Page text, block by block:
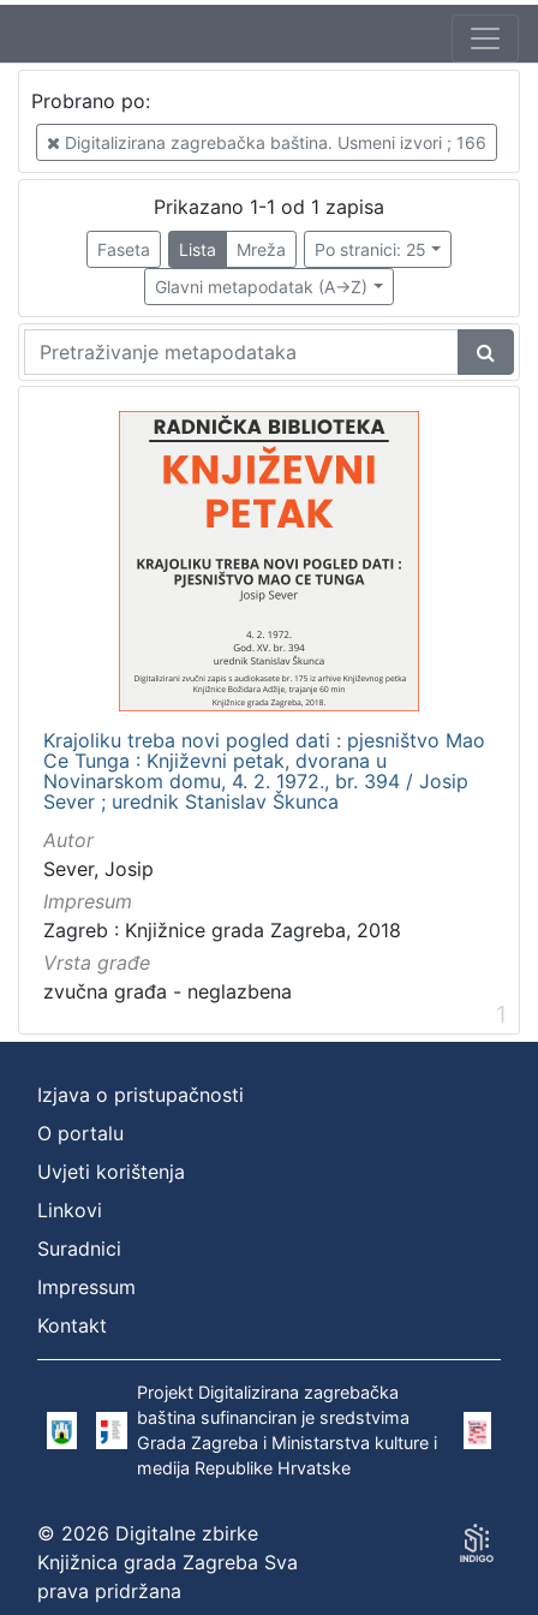
Jezik
hrvatski
cjelina
Digitalizirana zagrebačka baština
Glasovi Književnog petka
Probrano po:
Digitalizirana zagrebačka baština. Usmeni izvori ; 166
Prikazano 1-1 od 1 zapisa
Faseta Lista Mreža
Po stranici: 25
Glavni metapodatak (A->Z)
Krajoliku treba novi pogled dati : pjesništvo Mao
Ce Tunga : Književni petak, dvorana u
Novinarskom domu, 4. 2. 1972., br. 394 / Josip
Sever ; urednik Stanislav Škunca
Autor
Sever, Josip
Impresum
Zagreb : Knjižnice grada Zagreba, 2018
Vrsta građe
zvučna građa - neglazbena
1
Izjava o pristupačnosti
O portalu
Uvjeti korištenja
Linkovi
Suradnici
Impressum
Kontakt
Projekt Digitalizirana zagrebačka
baština sufinanciran je sredstvima
Grada Zagreba i Ministarstva kulture i
medija Republike Hrvatske
© 2026 Digitalne zbirke
Knjižnica grada Zagreba Sva
prava pridržana